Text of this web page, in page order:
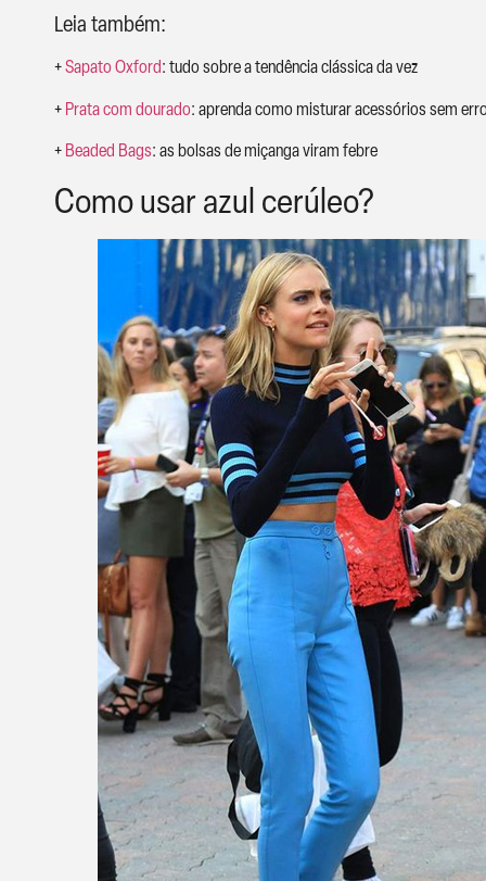
Leia também:
+Sapato Oxford: tudo sobre a tendência clássica da vez
+ Prata com dourado: aprenda como misturar acessórios sem
+ Beaded Bags: as bolsas de miçanga viram febre
Como usar azul cerúleo?